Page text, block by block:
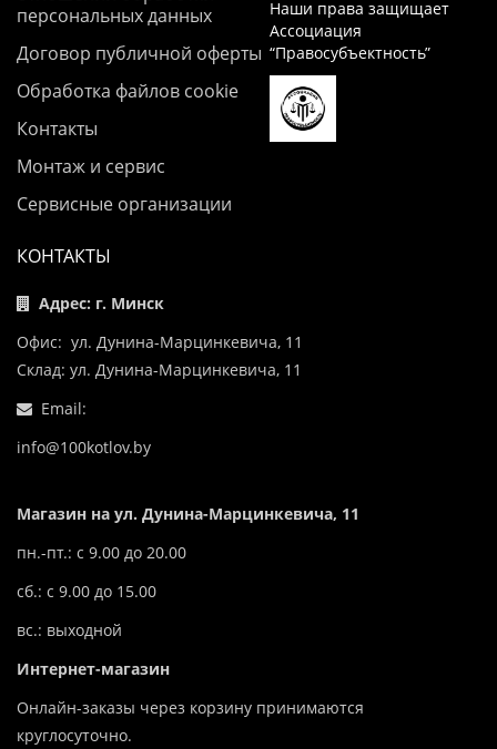
персональных данных
Договор публичной оферты
Обработка файлов cookie
Контакты
Монтаж и сервис
Сервисные организации
Наши права защищает
Ассоциация
“Правосубъектность”
КОНТАКТЫ
Адрес: г. Минск
Офис: ул. Дунина-Марцинкевича, 11
Склад: ул. Дунина-Марцинкевича, 11
Email:
info@100kotlov.by
Магазин на ул. Дунина-Марцинкевича, 11
пн.-пт.: с 9.00 до 20.00
сб.: с 9.00 до 15.00
вс.: выходной
Интернет-магазин
Онлайн-заказы через корзину принимаются
круглосуточно.